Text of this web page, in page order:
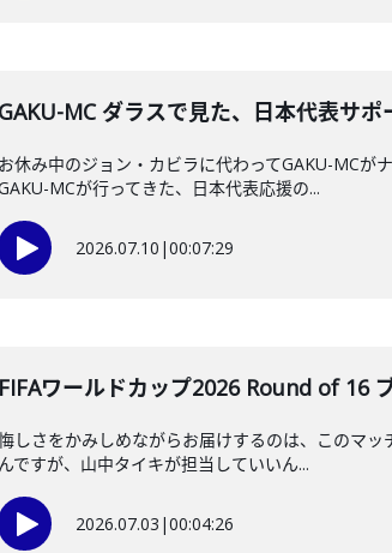
GAKU-MC ダラスで見た、日本代表サポ
お休み中のジョン・カビラに代わってGAKU-MCが
MCが行ってきた、日本代表応援の...
2026.07.10 |00:07:29
FIFAワールドカップ2026 Round of 16
しさをかみしめながらお届けするのは、このマ
んですが、山中タイキが担当していいん...
2026.07.03 |00:04:26